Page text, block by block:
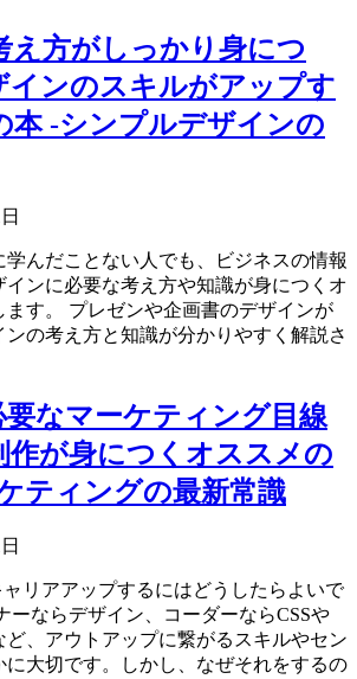
え方がしっかり身につ
インのスキルがアップす
本 -シンプルデザインの
学んだことない人でも、ビジネスの情報
インに必要な考え方や知識が身につくオ
ます。 プレゼンや企画書のデザインが
の考え方と知識が分かりやすく解説さ
要なマーケティング目線
作が身につくオススメの
ティングの最新常識
リアアップするにはどうしたらよいで
ーならデザイン、コーダーならCSSや
ど、アウトアップに繋がるスキルやセン
に大切です。しかし、なぜそれをするの